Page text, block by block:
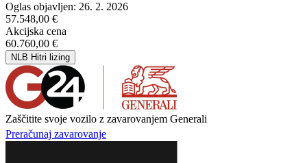
Oglas objavljen: 26. 2. 2026
57.548,00 €
Akcijska cena
60.760,00 €
NLB Hitri lizing
Zaščitite svoje vozilo z zavarovanjem Generali
Preračunaj zavarovanje